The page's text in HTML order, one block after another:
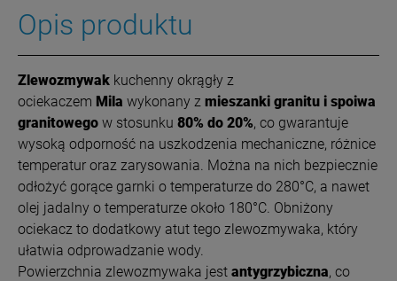
Opis produktu
Zlewozmywak kuchenny okrągły z
ociekaczem Mila wykonany z mieszanki granitu i spoiwa
granitowego w stosunku 80% do 20%, co gwarantuje
wysoką odporność na uszkodzenia mechaniczne, różnice
temperatur oraz zarysowania. Można na nich bezpiecznie
odłożyć gorące garnki o temperaturze do 280°C, a nawet
olej jadalny o temperaturze około 180°C. Obniżony
ociekacz to dodatkowy atut tego zlewozmywaka, który
ułatwia odprowadzanie wody.
Powierzchnia zlewozmywaka jest antygrzybiczna, co